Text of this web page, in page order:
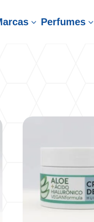
3 Perfumes3